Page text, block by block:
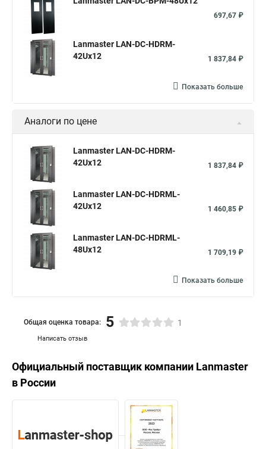
697,67 ₽
Lanmaster LAN-DC-HDRM-
42Ux12
1 837,84 ₽
Показать больше
Аналоги по цене
Lanmaster LAN-DC-HDRM-
42Ux12
1 837,84 ₽
Lanmaster LAN-DC-HDRML-
42Ux12
1 460,85 ₽
Lanmaster LAN-DC-HDRML-
48Ux12
1 709,19 ₽
Показать больше
Написать отзыв
Общая оценка товара: 5 1
Официальный поставщик компании Lanmaster
в России